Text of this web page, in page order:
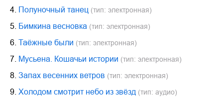
4. Полуночный танец (тип: электронная)
5. Бимкина весновка (тип: электронная)
6. Таёжные были (тип: электронная)
7. Мусьена. Кошачьи истории (тип: электронная)
8. Запах весенних ветров (тип: электронная)
9. Холодом смотрит небо из звёзд (тип: аудио)